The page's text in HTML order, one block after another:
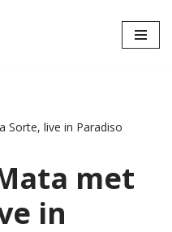
Sorte, live in Paradiso
met
in